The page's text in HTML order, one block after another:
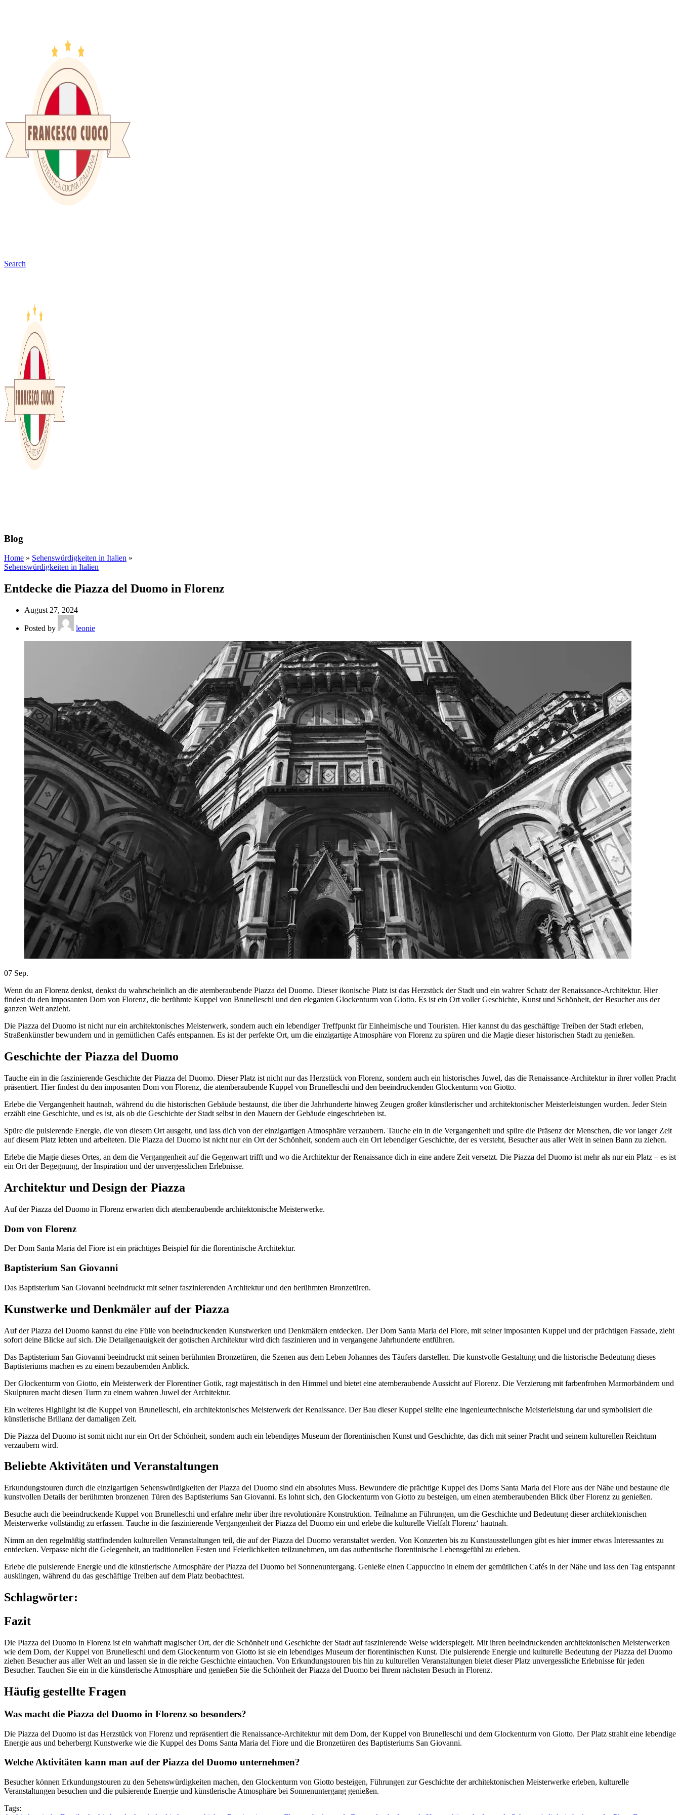
Search
Blog
Home » Sehenswürdigkeiten in Italien »
Sehenswürdigkeiten in Italien
Entdecke die Piazza del Duomo in Florenz
August 27, 2024
Posted by leonie
07 Sep.
Wenn du an Florenz denkst, denkst du wahrscheinlich an die atemberaubende Piazza del Duomo. Dieser ikonische Platz ist das Herzstück der Stadt und ein wahrer Schatz der Renaissance-Architektur. Hier
findest du den imposanten Dom von Florenz, die berühmte Kuppel von Brunelleschi und den eleganten Glockenturm von Giotto. Es ist ein Ort voller Geschichte, Kunst und Schönheit, der Besucher aus der
ganzen Welt anzieht.
Die Piazza del Duomo ist nicht nur ein architektonisches Meisterwerk, sondern auch ein lebendiger Treffpunkt für Einheimische und Touristen. Hier kannst du das geschäftige Treiben der Stadt erleben,
Straßenkünstler bewundern und in gemütlichen Cafés entspannen. Es ist der perfekte Ort, um die einzigartige Atmosphäre von Florenz zu spüren und die Magie dieser historischen Stadt zu genießen.
Geschichte der Piazza del Duomo
Tauche ein in die faszinierende Geschichte der Piazza del Duomo. Dieser Platz ist nicht nur das Herzstück von Florenz, sondern auch ein historisches Juwel, das die Renaissance-Architektur in ihrer vollen Pracht
präsentiert. Hier findest du den imposanten Dom von Florenz, die atemberaubende Kuppel von Brunelleschi und den beeindruckenden Glockenturm von Giotto.
Erlebe die Vergangenheit hautnah, während du die historischen Gebäude bestaunst, die über die Jahrhunderte hinweg Zeugen großer künstlerischer und architektonischer Meisterleistungen wurden. Jeder Stein
erzählt eine Geschichte, und es ist, als ob die Geschichte der Stadt selbst in den Mauern der Gebäude eingeschrieben ist.
Spüre die pulsierende Energie, die von diesem Ort ausgeht, und lass dich von der einzigartigen Atmosphäre verzaubern. Tauche ein in die Vergangenheit und spüre die Präsenz der Menschen, die vor langer Zeit
auf diesem Platz lebten und arbeiteten. Die Piazza del Duomo ist nicht nur ein Ort der Schönheit, sondern auch ein Ort lebendiger Geschichte, der es versteht, Besucher aus aller Welt in seinen Bann zu ziehen.
Erlebe die Magie dieses Ortes, an dem die Vergangenheit auf die Gegenwart trifft und wo die Architektur der Renaissance dich in eine andere Zeit versetzt. Die Piazza del Duomo ist mehr als nur ein Platz – es ist
ein Ort der Begegnung, der Inspiration und der unvergesslichen Erlebnisse.
Architektur und Design der Piazza
Auf der Piazza del Duomo in Florenz erwarten dich atemberaubende architektonische Meisterwerke.
Dom von Florenz
Der Dom Santa Maria del Fiore ist ein prächtiges Beispiel für die florentinische Architektur.
Baptisterium San Giovanni
Das Baptisterium San Giovanni beeindruckt mit seiner faszinierenden Architektur und den berühmten Bronzetüren.
Kunstwerke und Denkmäler auf der Piazza
Auf der Piazza del Duomo kannst du eine Fülle von beeindruckenden Kunstwerken und Denkmälern entdecken. Der Dom Santa Maria del Fiore, mit seiner imposanten Kuppel und der prächtigen Fassade, zieht
sofort deine Blicke auf sich. Die Detailgenauigkeit der gotischen Architektur wird dich faszinieren und in vergangene Jahrhunderte entführen.
Das Baptisterium San Giovanni beeindruckt mit seinen berühmten Bronzetüren, die Szenen aus dem Leben Johannes des Täufers darstellen. Die kunstvolle Gestaltung und die historische Bedeutung dieses
Baptisteriums machen es zu einem bezaubernden Anblick.
Der Glockenturm von Giotto, ein Meisterwerk der Florentiner Gotik, ragt majestätisch in den Himmel und bietet eine atemberaubende Aussicht auf Florenz. Die Verzierung mit farbenfrohen Marmorbändern und
Skulpturen macht diesen Turm zu einem wahren Juwel der Architektur.
Ein weiteres Highlight ist die Kuppel von Brunelleschi, ein architektonisches Meisterwerk der Renaissance. Der Bau dieser Kuppel stellte eine ingenieurtechnische Meisterleistung dar und symbolisiert die
künstlerische Brillanz der damaligen Zeit.
Die Piazza del Duomo ist somit nicht nur ein Ort der Schönheit, sondern auch ein lebendiges Museum der florentinischen Kunst und Geschichte, das dich mit seiner Pracht und seinem kulturellen Reichtum
verzaubern wird.
Beliebte Aktivitäten und Veranstaltungen
Erkundungstouren durch die einzigartigen Sehenswürdigkeiten der Piazza del Duomo sind ein absolutes Muss. Bewundere die prächtige Kuppel des Doms Santa Maria del Fiore aus der Nähe und bestaune die
kunstvollen Details der berühmten bronzenen Türen des Baptisteriums San Giovanni. Es lohnt sich, den Glockenturm von Giotto zu besteigen, um einen atemberaubenden Blick über Florenz zu genießen.
Besuche auch die beeindruckende Kuppel von Brunelleschi und erfahre mehr über ihre revolutionäre Konstruktion. Teilnahme an Führungen, um die Geschichte und Bedeutung dieser architektonischen
Meisterwerke vollständig zu erfassen. Tauche in die faszinierende Vergangenheit der Piazza del Duomo ein und erlebe die kulturelle Vielfalt Florenz‘ hautnah.
Nimm an den regelmäßig stattfindenden kulturellen Veranstaltungen teil, die auf der Piazza del Duomo veranstaltet werden. Von Konzerten bis zu Kunstausstellungen gibt es hier immer etwas Interessantes zu
entdecken. Verpasse nicht die Gelegenheit, an traditionellen Festen und Feierlichkeiten teilzunehmen, um das authentische florentinische Lebensgefühl zu erleben.
Erlebe die pulsierende Energie und die künstlerische Atmosphäre der Piazza del Duomo bei Sonnenuntergang. Genieße einen Cappuccino in einem der gemütlichen Cafés in der Nähe und lass den Tag entspannt
ausklingen, während du das geschäftige Treiben auf dem Platz beobachtest.
Schlagwörter:
Fazit
Die Piazza del Duomo in Florenz ist ein wahrhaft magischer Ort, der die Schönheit und Geschichte der Stadt auf faszinierende Weise widerspiegelt. Mit ihren beeindruckenden architektonischen Meisterwerken
wie dem Dom, der Kuppel von Brunelleschi und dem Glockenturm von Giotto ist sie ein lebendiges Museum der florentinischen Kunst. Die pulsierende Energie und kulturelle Bedeutung der Piazza del Duomo
ziehen Besucher aus aller Welt an und lassen sie in die reiche Geschichte eintauchen. Von Erkundungstouren bis hin zu kulturellen Veranstaltungen bietet dieser Platz unvergessliche Erlebnisse für jeden
Besucher. Tauchen Sie ein in die künstlerische Atmosphäre und genießen Sie die Schönheit der Piazza del Duomo bei Ihrem nächsten Besuch in Florenz.
Häufig gestellte Fragen
Was macht die Piazza del Duomo in Florenz so besonders?
Die Piazza del Duomo ist das Herzstück von Florenz und repräsentiert die Renaissance-Architektur mit dem Dom, der Kuppel von Brunelleschi und dem Glockenturm von Giotto. Der Platz strahlt eine lebendige
Energie aus und beherbergt Kunstwerke wie die Kuppel des Doms Santa Maria del Fiore und die Bronzetüren des Baptisteriums San Giovanni.
Welche Aktivitäten kann man auf der Piazza del Duomo unternehmen?
Besucher können Erkundungstouren zu den Sehenswürdigkeiten machen, den Glockenturm von Giotto besteigen, Führungen zur Geschichte der architektonischen Meisterwerke erleben, kulturelle
Veranstaltungen besuchen und die pulsierende Energie und künstlerische Atmosphäre bei Sonnenuntergang genießen.
Tags: